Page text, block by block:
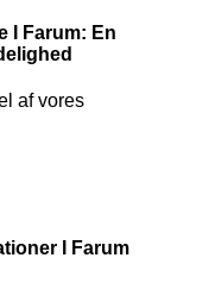
I Farum: En
af vores
I Farum